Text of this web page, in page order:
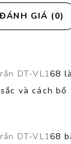
ĐÁNH GIÁ (0)
DT-VL168
và cách
DT-VL168